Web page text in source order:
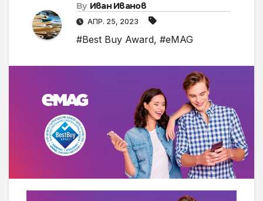
By Иван Иванов
АПР. 25, 2023
#Best Buy Award, #eMAG